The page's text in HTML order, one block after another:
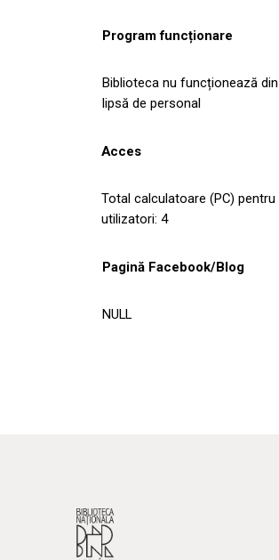
Program funcționare
Biblioteca nu funcționează din
lipsă de personal
Acces
Total calculatoare (PC) pentru
utilizatori: 4
Pagină Facebook/Blog
NULL